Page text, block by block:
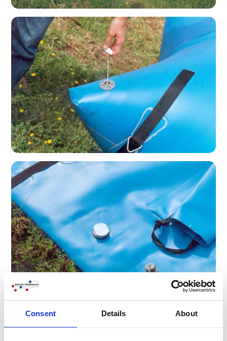
Consent Details About